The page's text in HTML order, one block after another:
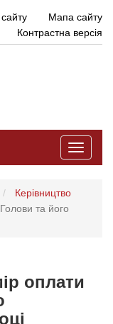
Мапа сайту
Контрастна версія
Toggle
Керівництво
та його
оплати